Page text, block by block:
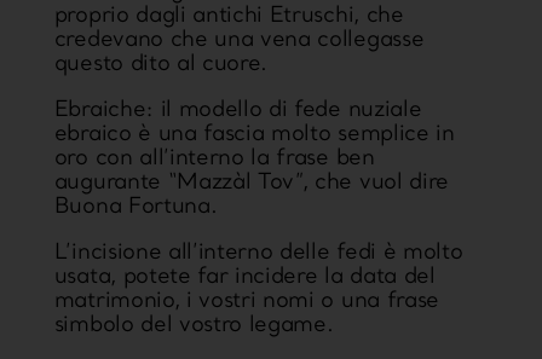
proprio dagli antichi Etruschi, che
credevano che una vena collegasse
questo dito al cuore.
Ebraiche: il modello di fede nuziale
ebraico è una fascia molto semplice in
oro con all’interno la frase ben
augurante “Mazzàl Tov”, che vuol dire
Buona Fortuna.
L’incisione all’interno delle fedi è molto
usata, potete far incidere la data del
matrimonio, i vostri nomi o una frase
simbolo del vostro legame.